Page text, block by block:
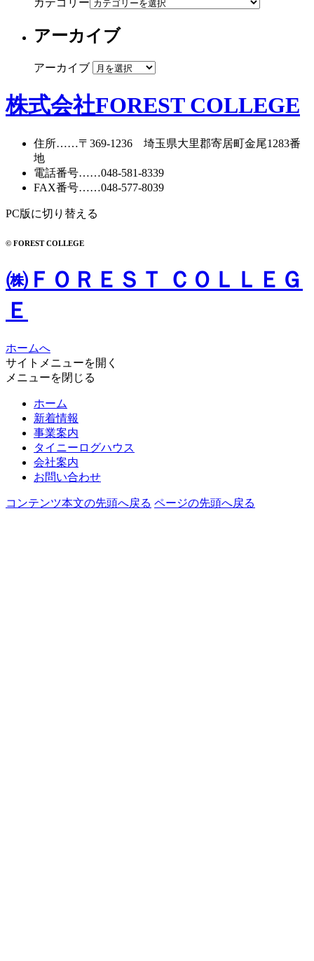
カテゴリー
アーカイブ
アーカイブ
株式会社FOREST COLLEGE
住所……〒369-1236 埼玉県大里郡寄居町金尾1283番
地
電話番号……048-581-8339
FAX番号……048-577-8039
PC版に切り替える
© FOREST COLLEGE
㈱ＦＯＲＥＳＴ ＣＯＬＬＥＧ
Ｅ
ホームへ
サイトメニューを開く
メニューを閉じる
ホーム
新着情報
事業案内
タイニーログハウス
会社案内
お問い合わせ
コンテンツ本文の先頭へ戻る ページの先頭へ戻る